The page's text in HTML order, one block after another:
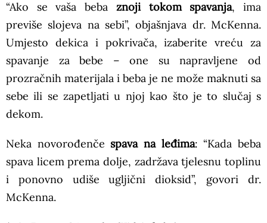
“Ako se vaša beba znoji tokom spavanja, ima
previše slojeva na sebi”, objašnjava dr. McKenna.
Umjesto dekica i pokrivača, izaberite vreću za
spavanje za bebe – one su napravljene od
prozračnih materijala i beba je ne može maknuti sa
sebe ili se zapetljati u njoj kao što je to slučaj s
dekom.
Neka novorođenče spava na leđima: “Kada beba
spava licem prema dolje, zadržava tjelesnu toplinu
i ponovno udiše ugljični dioksid”, govori dr.
McKenna.